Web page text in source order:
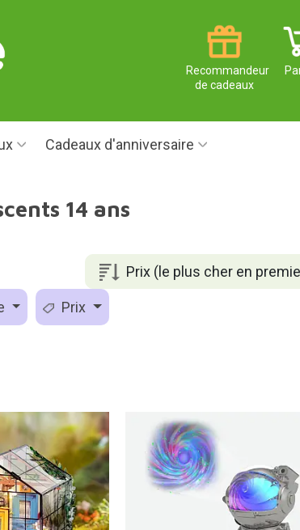
Recommandeur
de cadeaux
Cadeaux d'anniversaire
14 ans
Prix (le plus cher en
Prix